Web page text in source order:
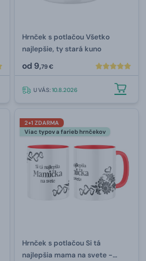
Hrnček s potlačou Všetko
najlepšie, ty stará kuno
od 9,79 €
U VÁS:10.8.2026
2+1 ZDARMA
Viac typov a farieb hrnčekov
Hrnček s potlačou Si tá
najlepšia mama na svete -